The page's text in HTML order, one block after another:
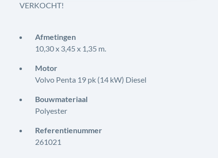
VERKOCHT!
Afmetingen
10,30 x 3,45 x 1,35 m.
Motor
Volvo Penta 19 pk (14 kW) Diesel
Bouwmateriaal
Polyester
Referentienummer
261021